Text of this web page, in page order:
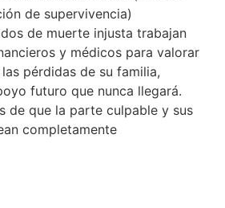
de supervivencia)
de muerte injusta trabajan
y médicos para valorar
pérdidas de su familia,
futuro que nunca llegará.
de que la parte culpable y sus
completamente